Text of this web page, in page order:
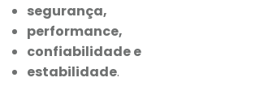
segurança,
performance,
confiabilidade e
estabilidade.